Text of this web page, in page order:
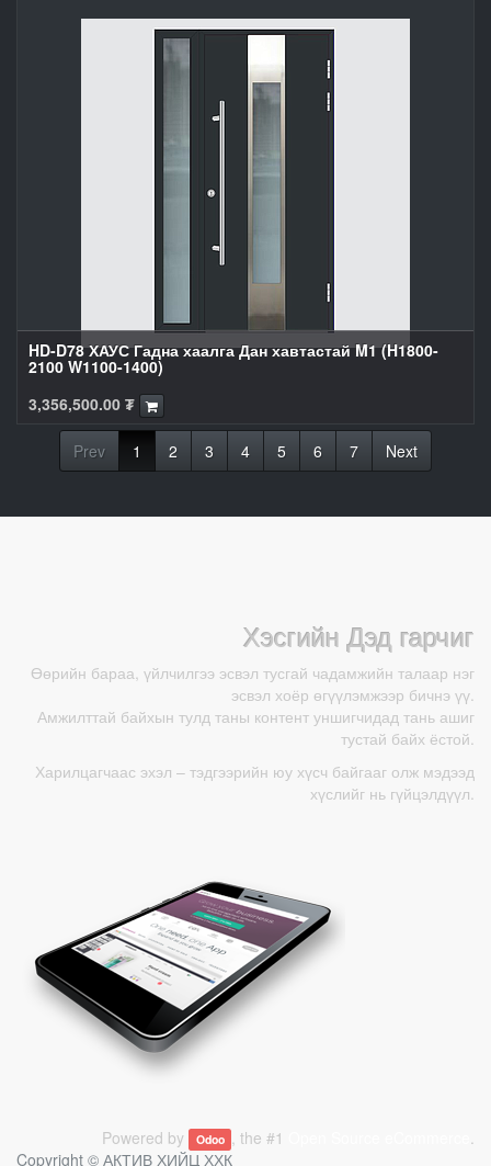
HD-D78 ХАУС Гадна хаалга Дан хавтастай M1 (H1800-
2100 W1100-1400)
3,356,500.00 ₮
Prev 1 2 3 4 5 6 7 Next
Хэсгийн Дэд гарчиг
Өөрийн бараа, үйлчилгээ эсвэл тусгай чадамжийн талаар нэг
эсвэл хоёр өгүүлэмжээр бичнэ үү.
Амжилттай байхын тулд таны контент уншигчидад тань ашиг
тустай байх ёстой.
Харилцагчаас эхэл – тэдгээрийн юу хүсч байгааг олж мэдээд
хүслийг нь гүйцэлдүүл.
Powered by Odoo , the #1
.
Copyright © АКТИВ ХИЙЦ ХХК